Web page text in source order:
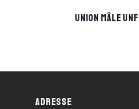
Union mâle UNF
Adresse